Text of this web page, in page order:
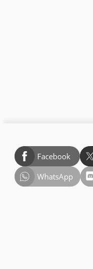
Facebook
WhatsApp